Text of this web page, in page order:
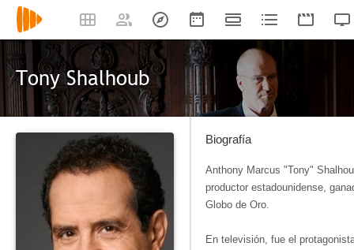
Tony Shalhoub
Biografía
Anthony Marcus "Tony"
productor estadounidense,
Globo de Oro.
En televisión, fue el